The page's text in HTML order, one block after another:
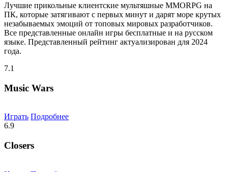
Лучшие прикольные клиентские мультяшные MMORPG на
ПК, которые затягивают с первых минут и дарят море крутых
незабываемых эмоций от топовых мировых разработчиков.
Все представленные онлайн игры бесплатные и на русском
языке. Представленный рейтинг актуализирован для 2024
года.
7.1
Music Wars
Играть Подробнее
6.9
Closers